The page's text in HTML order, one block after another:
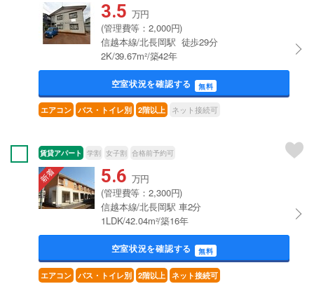
3.5 万円
(管理費等：2,000円)
信越本線/北長岡駅 徒歩29分
2K/39.67m²/築42年
空室状況を確認する 無料
エアコン バス・トイレ別 2階以上 ネット接続可
賃貸アパート 学割 女子割 合格前予約可
5.6 万円
(管理費等：2,300円)
信越本線/北長岡駅 車2分
1LDK/42.04m²/築16年
空室状況を確認する 無料
エアコン バス・トイレ別 2階以上 ネット接続可